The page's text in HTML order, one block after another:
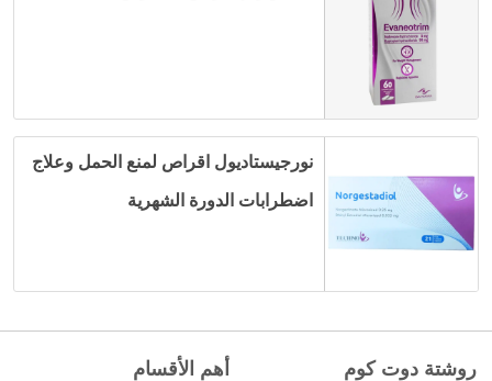
نورجيستاديول اقراص لمنع الحمل وعلاج
اضطرابات الدورة الشهرية
روشتة دوت كوم أهم الأقسام